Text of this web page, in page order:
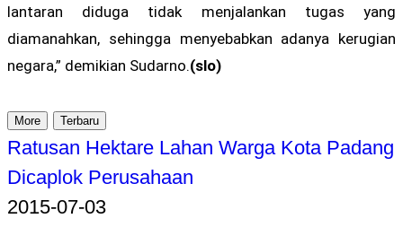
lantaran diduga tidak menjalankan tugas yang
diamanahkan, sehingga menyebabkan adanya kerugian
negara,” demikian Sudarno.(slo)
More Terbaru
Ratusan Hektare Lahan Warga Kota Padang
Dicaplok Perusahaan
2015-07-03